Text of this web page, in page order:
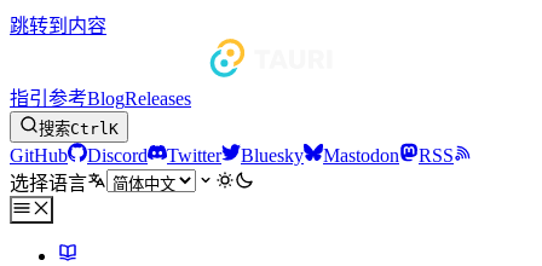
跳转到内容
指引 参考BlogReleases
搜索CtrlK
GitHub Discord Twitter Bluesky Mastodon
RSS
选择语言